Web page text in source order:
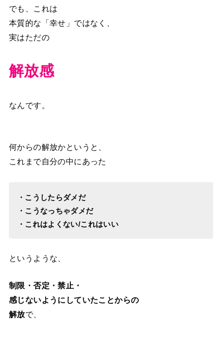
でも、これは
本質的な「幸せ」ではなく、
実はただの
解放感
なんです。
何からの解放かというと、
これまで自分の中にあった
・こうしたらダメだ
・こうなっちゃダメだ
・これはよくない/これはいい
というような、
制限・否定・禁止・
感じないようにしていたことからの
解放で、